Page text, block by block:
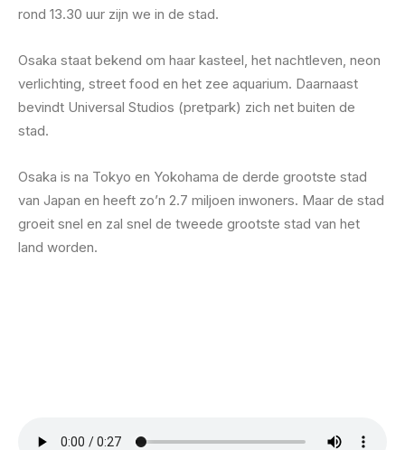
rond 13.30 uur zijn we in de stad.
Osaka staat bekend om haar kasteel, het nachtleven, neon
verlichting, street food en het zee aquarium. Daarnaast
bevindt Universal Studios (pretpark) zich net buiten de
stad.
Osaka is na Tokyo en Yokohama de derde grootste stad
van Japan en heeft zo’n 2.7 miljoen inwoners. Maar de stad
groeit snel en zal snel de tweede grootste stad van het
land worden.